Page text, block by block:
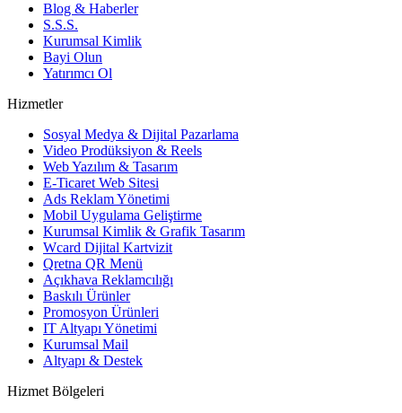
Blog & Haberler
S.S.S.
Kurumsal Kimlik
Bayi Olun
Yatırımcı Ol
Hizmetler
Sosyal Medya & Dijital Pazarlama
Video Prodüksiyon & Reels
Web Yazılım & Tasarım
E-Ticaret Web Sitesi
Ads Reklam Yönetimi
Mobil Uygulama Geliştirme
Kurumsal Kimlik & Grafik Tasarım
Wcard Dijital Kartvizit
Qretna QR Menü
Açıkhava Reklamcılığı
Baskılı Ürünler
Promosyon Ürünleri
IT Altyapı Yönetimi
Kurumsal Mail
Altyapı & Destek
Hizmet Bölgeleri